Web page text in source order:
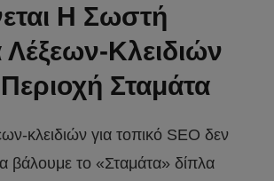
Η Σωστή
Κλειδιών
Σταμάτα
κλειδιών για τοπικό SEO δεν
βάλουμε το «Σταμάτα» δίπλα